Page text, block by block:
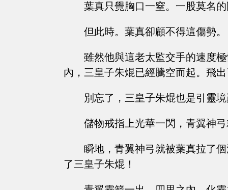
葉真只覺胸口一窒。一股莫名
但此時。葉真卻顧不得這傷勢。
雖然他與這老太監交手的速度
內，三皇子朱焜已經騰空而起。飛
別忘了，三皇子朱焜也是引靈
儲物戒指上光華一閃，青翼神
瞬地，青翼神弓就被葉真拉了
了三皇子朱焜！